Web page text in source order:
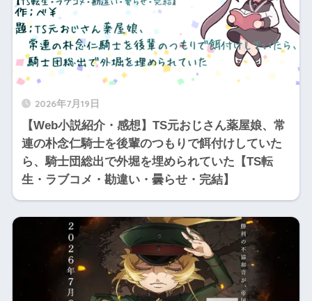
2026年7月19日
【Web小説紹介・感想】TS元おじさん薬屋娘、常
連の朴念仁騎士を後輩のつもりで餌付けしていた
ら、騎士団総出で外堀を埋められていた【TS転
生・ラブコメ・勘違い・曇らせ・完結】